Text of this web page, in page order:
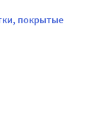
покрытые